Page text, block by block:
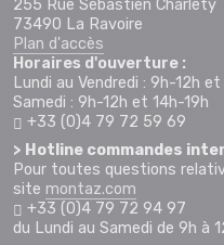
255 Rue Sébastien Charléty
73490 La Ravoire
Plan d'accès
Horaires d'ouverture :
Lundi au Vendredi : 9h-12h et
Samedi : 9h-12h et 14h-19h
+33 (0)4 79 72 59 69
> Hotline commandes
Pour toutes questions
site montaz.com
+33 (0)4 79 72 94 97
du Lundi au Samedi de 9h à